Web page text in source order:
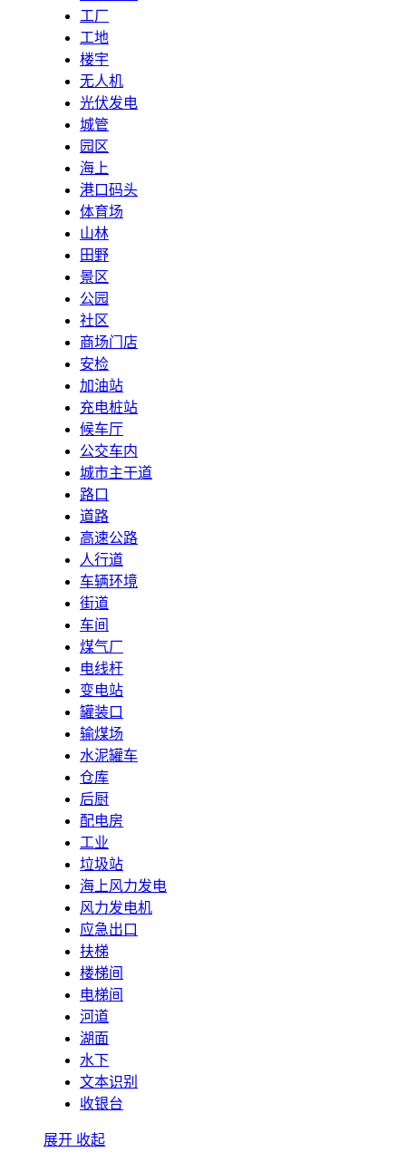
工厂
工地
楼宇
无人机
光伏发电
城管
园区
海上
港口码头
体育场
山林
田野
景区
公园
社区
商场门店
安检
加油站
充电桩站
候车厅
公交车内
城市主干道
路口
道路
高速公路
人行道
车辆环境
街道
车间
煤气厂
电线杆
变电站
罐装口
输煤场
水泥罐车
仓库
后厨
配电房
工业
垃圾站
海上风力发电
风力发电机
应急出口
扶梯
楼梯间
电梯间
河道
湖面
水下
文本识别
收银台
展开 收起